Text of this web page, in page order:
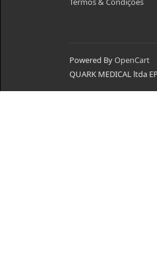
Powered ByOpenCart
QUARK MEDICAL ltda